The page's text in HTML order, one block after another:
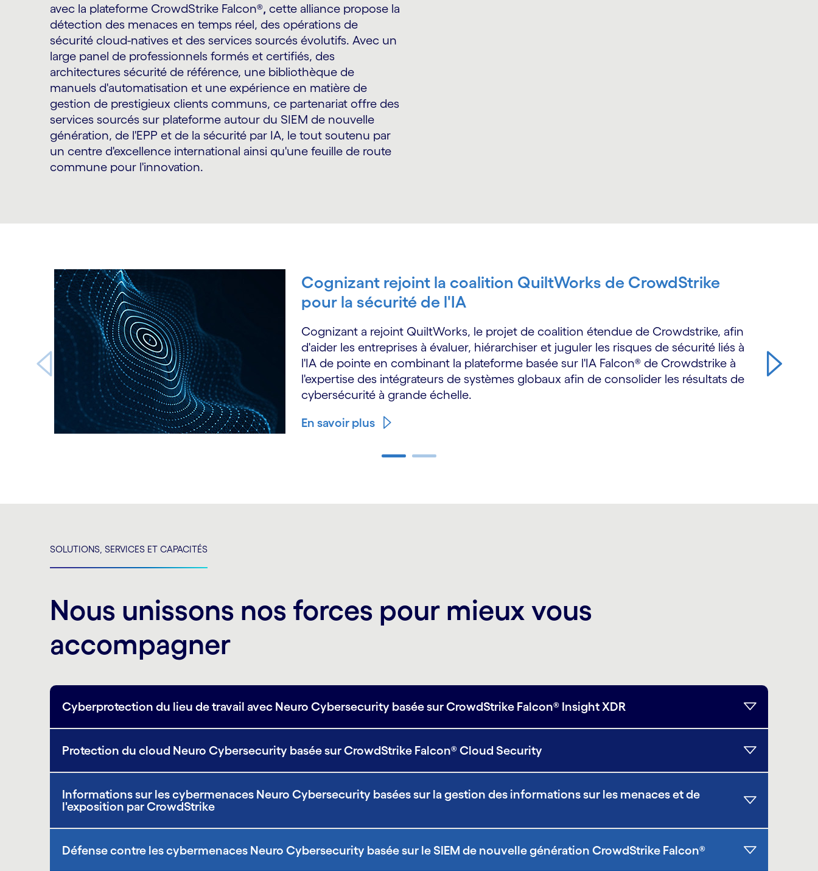
avec la plateforme CrowdStrike Falcon®, cette alliance propose la
détection des menaces en temps réel, des opérations de
sécurité cloud-natives et des services sourcés évolutifs. Avec un
large panel de professionnels formés et certifiés, des
architectures sécurité de référence, une bibliothèque de
manuels d'automatisation et une expérience en matière de
gestion de prestigieux clients communs, ce partenariat offre des
services sourcés sur plateforme autour du SIEM de nouvelle
génération, de l'EPP et de la sécurité par IA, le tout soutenu par
un centre d'excellence international ainsi qu'une feuille de route
commune pour l'innovation.
Carousel starts
Cognizant rejoint la coalition QuiltWorks de CrowdStrike
pour la sécurité de l'IA
Cognizant a rejoint QuiltWorks, le projet de coalition étendue de Crowdstrike, afin
d'aider les entreprises à évaluer, hiérarchiser et juguler les risques de sécurité liés à
l'IA de pointe en combinant la plateforme basée sur l'IA Falcon® de Crowdstrike à
l'expertise des intégrateurs de systèmes globaux afin de consolider les résultats de
cybersécurité à grande échelle.
En savoir plus
SOLUTIONS, SERVICES ET CAPACITÉS
Nous unissons nos forces pour mieux vous
accompagner
Cyberprotection du lieu de travail avec Neuro Cybersecurity basée sur CrowdStrike Falcon® Insight XDR
Protection du cloud Neuro Cybersecurity basée sur CrowdStrike Falcon® Cloud Security
Informations sur les cybermenaces Neuro Cybersecurity basées sur la gestion des informations sur les menaces et de
l'exposition par CrowdStrike
Défense contre les cybermenaces Neuro Cybersecurity basée sur le SIEM de nouvelle génération CrowdStrike Falcon®